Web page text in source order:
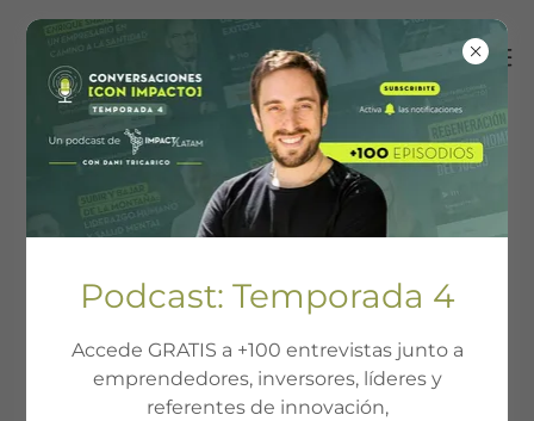
CLIENTES
TRANSFORMADOS
+30
Podcast: Temporada 4
Accede GRATIS a +100 entrevistas junto a
emprendedores, inversores, líderes y
referentes de innovación,